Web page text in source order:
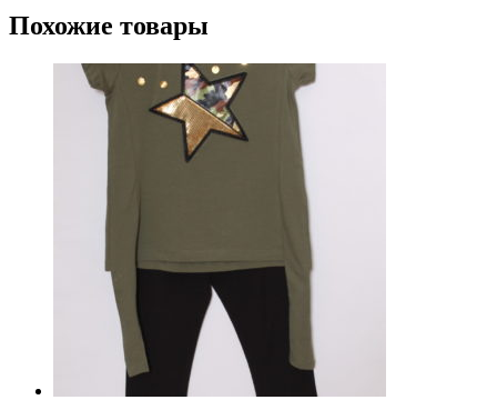
Похожие товары